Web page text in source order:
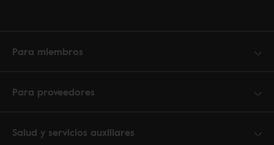
Para miembros
Para proveedores
Salud y servicios auxiliares